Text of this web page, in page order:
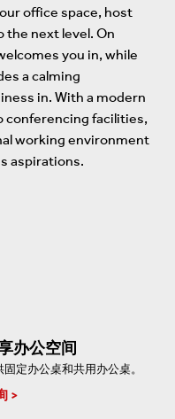
office space, host
the next level. On
you in, while
a calming
in. With a modern
facilities,
working environment
aspirations.
办公空间
固定办公桌和共用办公桌。